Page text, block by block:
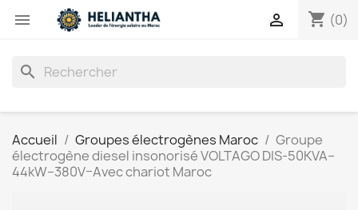
 shopping_cart (0)

search
Accueil Groupes électrogènes Maroc
Groupe
électrogène diesel insonorisé VOLTAGO DIS-50KVA–
44kW–380V–Avec chariot Maroc